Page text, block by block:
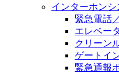
インターホンシ
緊急電話
エレベー
クリーン
ゲートイ
緊急通報